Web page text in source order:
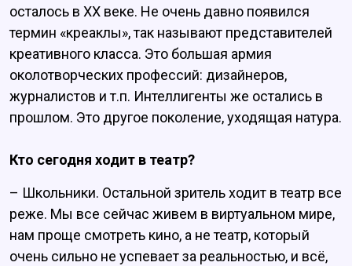
осталось в XX веке. Не очень давно появился
термин «креаклы», так называют представителей
креативного класса. Это большая армия
околотворческих профессий: дизайнеров,
журналистов и т.п. Интеллигенты же остались в
прошлом. Это другое поколение, уходящая натура.
Кто сегодня ходит в театр?
– Школьники. Остальной зритель ходит в театр все
реже. Мы все сейчас живем в виртуальном мире,
нам проще смотреть кино, а не театр, который
очень сильно не успевает за реальностью, и всё,